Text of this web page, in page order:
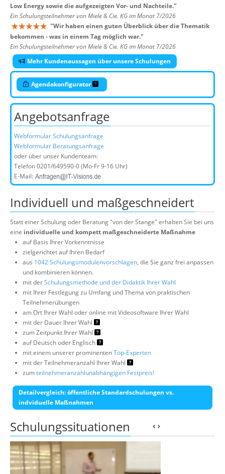
Low Energy sowie die aufgezeigten Vor- und Nachteile."
Ein Schulungsteilnehmer von Miele & Cie. KG im Monat 7/2026
"Wir haben einen guten Überblick über die Thematik
bekommen - was in einem Tag möglich war."
Ein Schulungsteilnehmer von Miele & Cie. KG im Monat 7/2026
Mehr Kundenaussagen über unsere Schulungen
Agendakonfigurator
Angebotsanfrage
Webformular Schulungsanfrage
Webformular Beratungsanfrage
oder über unser Kundenteam:
Telefon0201/649590-0(Mo-Fr 9-16 Uhr)
E-Mail:
Individuell und maßgeschneidert
Statt einer Schulung oder Beratung "von der Stange" erhalten Sie bei uns
eine individuelle und kompett maßgeschneiderte Maßnahme
auf Basis Ihrer Vorkenntnisse
zielgerichtet auf Ihren Bedarf
aus 1042 Schulungsmodulenvorschlägen, die Sie ganz frei anpassen
und kombinieren können.
mit derSchulungsmethode und der Didaktik Ihrer Wahl
mit Ihrer Festlegung zu Umfang und Thema von praktischen
Teilnehmerübungen
am Ort Ihrer Wahl oder online mit Videosoftware Ihrer Wahl
mit der Dauer Ihrer Wahl
zum Zeitpunkt Ihrer Wahl
auf Deutsch oder Englisch
mit einem unserer prominentenTop-Experten
mit der Teilnehmeranzahl Ihrer Wahl
zumteilnehmeranzahlunabhängigen Festpreis!
Detailvergleich: öffentliche Standardschulungen vs.
indviduelle Maßnahmen
Schulungssituationen